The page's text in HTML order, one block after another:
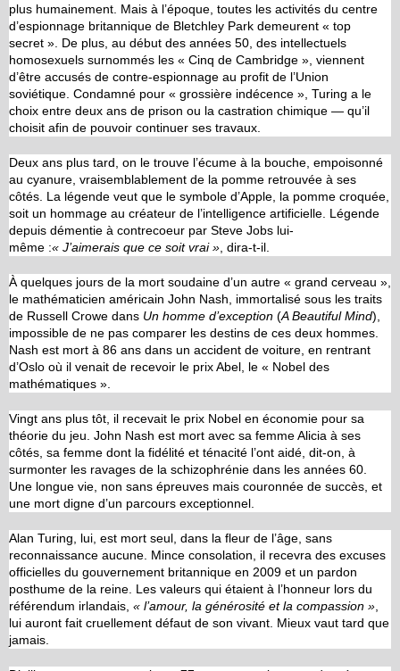
plus humainement. Mais à l’époque, toutes les activités du centre
d’espionnage britannique de Bletchley Park demeurent « top
secret ». De plus, au début des années 50, des intellectuels
homosexuels surnommés les « Cinq de Cambridge », viennent
d’être accusés de contre-espionnage au profit de l’Union
soviétique. Condamné pour « grossière indécence », Turing a le
choix entre deux ans de prison ou la castration chimique — qu’il
choisit afin de pouvoir continuer ses travaux.
Deux ans plus tard, on le trouve l’écume à la bouche, empoisonné
au cyanure, vraisemblablement de la pomme retrouvée à ses
côtés. La légende veut que le symbole d’Apple, la pomme croquée,
soit un hommage au créateur de l’intelligence artificielle. Légende
depuis démentie à contrecoeur par Steve Jobs lui-
même :« J’aimerais que ce soit vrai » , dira-t-il.
À quelques jours de la mort soudaine d’un autre « grand cerveau »,
le mathématicien américain John Nash, immortalisé sous les traits
de Russell Crowe dans Un homme d’exception (A Beautiful Mind),
impossible de ne pas comparer les destins de ces deux hommes.
Nash est mort à 86 ans dans un accident de voiture, en rentrant
d’Oslo où il venait de recevoir le prix Abel, le « Nobel des
mathématiques ».
Vingt ans plus tôt, il recevait le prix Nobel en économie pour sa
théorie du jeu. John Nash est mort avec sa femme Alicia à ses
côtés, sa femme dont la fidélité et ténacité l’ont aidé, dit-on, à
surmonter les ravages de la schizophrénie dans les années 60.
Une longue vie, non sans épreuves mais couronnée de succès, et
une mort digne d’un parcours exceptionnel.
Alan Turing, lui, est mort seul, dans la fleur de l’âge, sans
reconnaissance aucune. Mince consolation, il recevra des excuses
officielles du gouvernement britannique en 2009 et un pardon
posthume de la reine. Les valeurs qui étaient à l’honneur lors du
référendum irlandais, « l’amour, la générosité et la compassion »
lui auront fait cruellement défaut de son vivant. Mieux vaut tard que
jamais.